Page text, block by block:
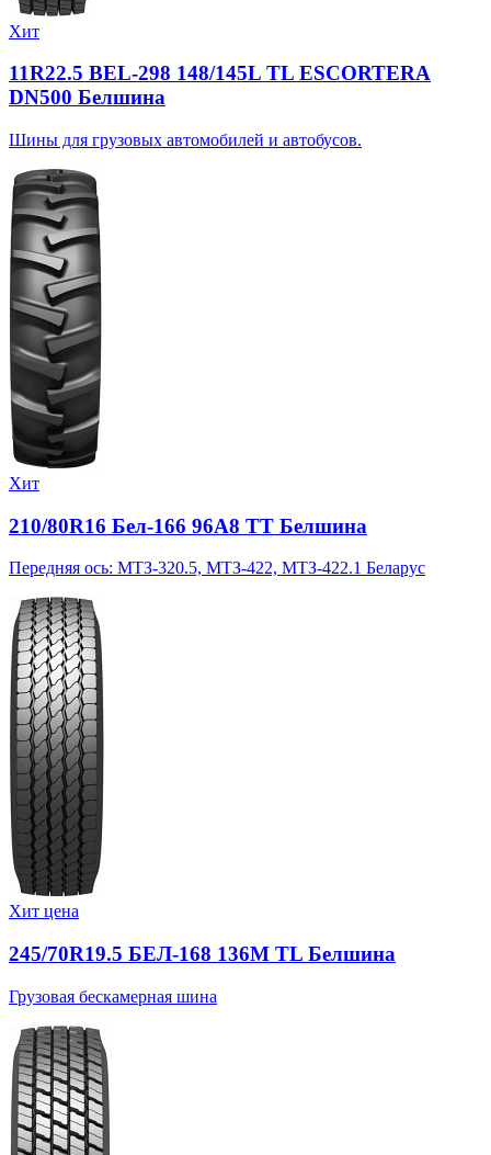
Хит
11R22.5 BEL-298 148/145L TL ESCORTERA
DN500 Белшина
Шины для грузовых автомобилей и автобусов.
Хит
210/80R16 Бел-166 96A8 TT Белшина
Передняя ось: МТЗ-320.5, МТЗ-422, МТЗ-422.1 Беларус
Хит цена
245/70R19.5 БЕЛ-168 136M TL Белшина
Грузовая бескамерная шина